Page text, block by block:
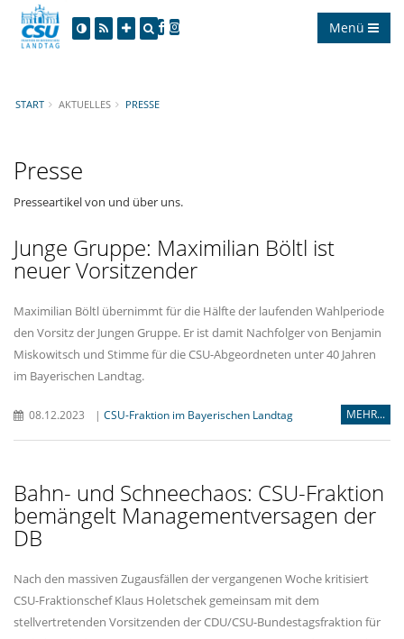
Menü
START AKTUELLES PRESSE
Presse
Presseartikel von und über uns.
Junge Gruppe: Maximilian Böltl ist
neuer Vorsitzender
Maximilian Böltl übernimmt für die Hälfte der laufenden Wahlperiode
den Vorsitz der Jungen Gruppe. Er ist damit Nachfolger von Benjamin
Miskowitsch und Stimme für die CSU-Abgeordneten unter 40 Jahren
im Bayerischen Landtag.
08.12.2023 | CSU-Fraktion im Bayerischen Landtag MEHR...
Bahn- und Schneechaos: CSU-Fraktion
bemängelt Managementversagen der
DB
Nach den massiven Zugausfällen der vergangenen Woche kritisiert
CSU-Fraktionschef Klaus Holetschek gemeinsam mit dem
stellvertretenden Vorsitzenden der CDU/CSU-Bundestagsfraktion für